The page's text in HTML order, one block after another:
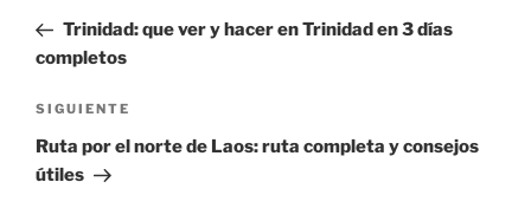
entradas
anterior:
Trinidad: que ver y hacer en Trinidad en 3 días
completos
Siguiente
entrada
SIGUIENTE
Ruta por el norte de Laos: ruta completa y consejos
útiles